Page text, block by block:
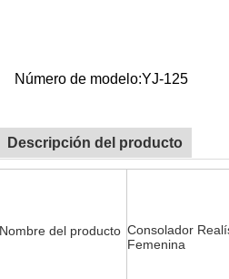
Número de modelo:YJ-125
Descripción del producto
Nombre del producto Consolador
Femenina